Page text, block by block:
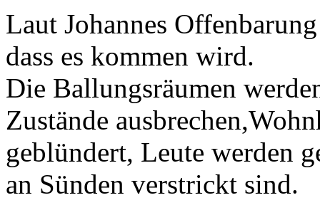
Laut Johannes
dass es kommen wird.
Die Ballungsräumen
Zustände
geblündert, Leute werden
an Sünden verstrickt sind.